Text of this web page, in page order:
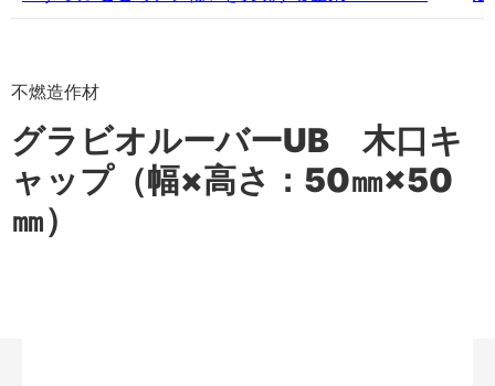
不燃造作材
グラビオルーバーUB 木口キ
ャップ（幅×高さ：50㎜×50
㎜）